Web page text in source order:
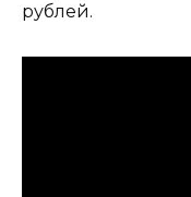
рублей.